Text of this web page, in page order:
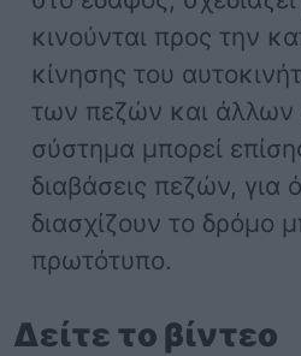
κινούνται προς την
κίνησης του
των πεζών και άλλων
σύστημα μπορεί
διαβάσεις πεζών, για
διασχίζουν το δρόμο
πρωτότυπο.
Δείτε το βίντεο